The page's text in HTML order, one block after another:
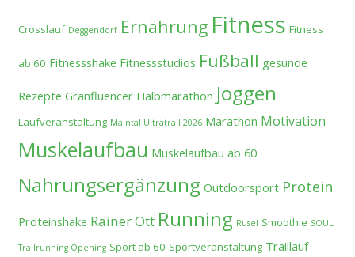
Crosslauf Deggendorf Ernährung Fitness Fitness
ab 60 Fitnessshake Fitnessstudios Fußball gesunde
Rezepte Granfluencer Halbmarathon Joggen
Laufveranstaltung Maintal Ultratrail 2026 Marathon Motivation
Muskelaufbau Muskelaufbau ab 60
Nahrungsergänzung Outdoorsport Protein
Proteinshake Rainer Ott Running Rusel Smoothie SOUL
Trailrunning Opening Sport ab 60 Sportveranstaltung Traillauf